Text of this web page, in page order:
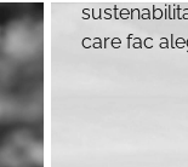
care fac